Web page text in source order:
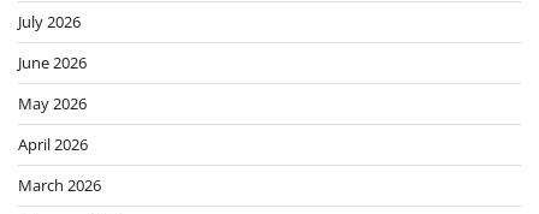
July 2026
June 2026
May 2026
April 2026
March 2026